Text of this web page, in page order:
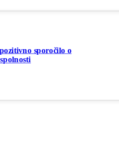
sporočilo o